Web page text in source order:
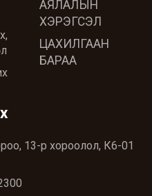
АЯЛАЛЫН
ХЭРЭГСЭЛ
ЦАХИЛГААН
БАРАА
13-р хороолол, К6-01